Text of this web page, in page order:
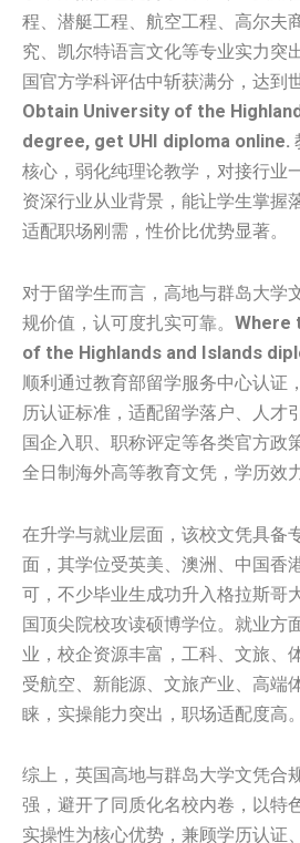
程、潜艇工程、航空工程、高尔夫
究、凯尔特语言文化等专业实力突
国官方学科评估中斩获满分，达到
Obtain University of the
degree, get UHI diploma online.
核心，弱化纯理论教学，对接行业
资深行业从业背景，能让学生掌握
适配职场刚需，性价比优势显著。
对于留学生而言，高地与群岛大学
规价值，认可度扎实可靠。 Where
of the Highlands and Islands
顺利通过教育部留学服务中心认证
历认证标准，适配留学落户、人才
国企入职、职称评定等各类官方政
全日制海外高等教育文凭，学历效
在升学与就业层面，该校文凭具备
面，其学位受英美、澳洲、中国香
可，不少毕业生成功升入格拉斯哥
国顶尖院校攻读硕博学位。就业方
业，校企资源丰富，工科、文旅、
受航空、新能源、文旅产业、高端
睐，实操能力突出，职场适配度高。
综上，英国高地与群岛大学文凭合
强，避开了同质化名校内卷，以特
实操性为核心优势，兼顾学历认证